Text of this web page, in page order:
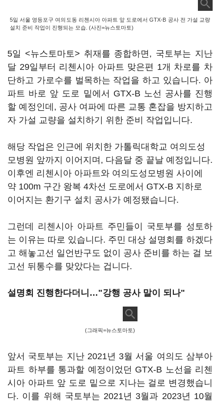
5일 서울 영등포구 여의도동 리첸시아 아파트 앞 도로에서 GTX-B 공사 전 가설 교량
설치 준비 작업이 진행되는 모습. (사진=뉴스토마토)
5일 <뉴스토마토> 취재를 종합하면, 국토부는 지난
달 29일부터 리첸시아 아파트 맞은편 1개 차로를 차
단하고 가로수를 벌목하는 작업을 하고 있습니다. 아
파트 바로 앞 도로 밑에서 GTX-B 노선 공사를 진행
할 예정인데, 공사 여파에 따른 교통 혼잡을 방지하고
자 가설 교량을 설치하기 위한 준비 작업입니다.
해당 작업은 인근에 위치한 가톨릭대학교 여의도성
모병원 앞까지 이어지며, 다음달 중 끝날 예정입니다.
이후엔 리첸시아 아파트와 여의도성모병원 사이에
약 100m 구간 왕복 4차선 도로에서 GTX-B 지하로
이어지는 환기구 설치 공사가 예정됐습니다.
그런데 리첸시아 아파트 주민들이 국토부를 성토하
는 이유는 따로 있습니다. 주민 대상 설명회를 하겠다
고 해놓고선 일언반구도 없이 공사 준비를 하는 걸 보
고선 뒤통수를 맞았다는 겁니다.
설명회 진행한다더니…"강행 공사 말이 되나"
(그래픽=뉴스토마토)
앞서 국토부는 지난 2021년 3월 서울 여의도 삼부아
파트 하부를 통과할 예정이었던 GTX-B 노선을 리첸
시아 아파트 앞 도로 밑으로 지나는 걸로 변경했습니
다. 이를 위해 국토부는 2021년 3월과 2023년 10월